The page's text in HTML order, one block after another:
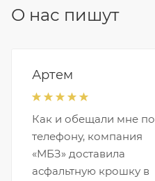
О нас пишут
Артем
Как и обещали мне по
телефону, компания
«МБЗ» доставила
асфальтную крошку в